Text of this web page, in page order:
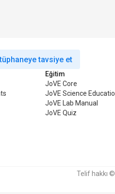
tavsiye et
Eğitim
JoVE Core
JoVE Science
JoVE Lab Manual
JoVE Quiz
Telif hakkı